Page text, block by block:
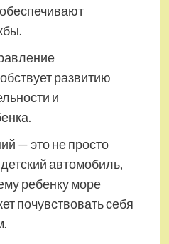
развитию
и
— это не просто
автомобиль,
ребенку море
почувствовать себя